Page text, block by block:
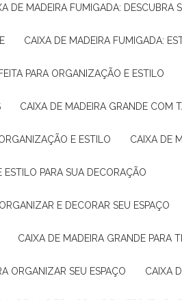
DE MADEIRA FUMIGADA: DESCUBRA
CAIXA DE MADEIRA FUMIGADA:
PARA ORGANIZAÇÃO E ESTILO
CAIXA DE MADEIRA GRANDE
E ESTILO CAIXA DE
ESTILO PARA SUA DECORAÇÃO
E DECORAR SEU ESPAÇO
CAIXA DE MADEIRA GRANDE PARA
ORGANIZAR SEU ESPAÇO CAIXA